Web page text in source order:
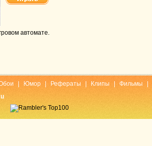
автомате.
Юмор Рефераты Клипы Фильмы